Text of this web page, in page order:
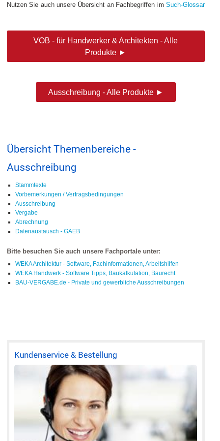
Nutzen Sie auch unsere Übersicht an Fachbegriffen im Such-Glossar
...
VOB - für Handwerker & Architekten - Alle
Produkte ►
Ausschreibung - Alle Produkte ►
Übersicht Themenbereiche -
Ausschreibung
Stammtexte
Vorbemerkungen / Vertragsbedingungen
Ausschreibung
Vergabe
Abrechnung
Datenaustausch - GAEB
Bitte besuchen Sie auch unsere Fachportale unter:
WEKA Architektur - Software, Fachinformationen, Arbeitshilfen
WEKA Handwerk - Software Tipps, Baukalkulation, Baurecht
BAU-VERGABE.de - Private und gewerbliche Ausschreibungen
Kundenservice & Bestellung